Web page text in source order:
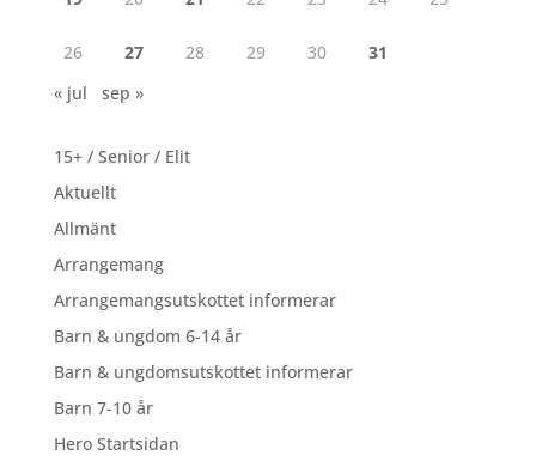
26 27 28 29 30
31
« jul
sep »
15+ / Senior / Elit
Aktuellt
Allmänt
Arrangemang
Arrangemangsutskottet informerar
Barn & ungdom 6-14 år
Barn & ungdomsutskottet informerar
Barn 7-10 år
Hero Startsidan